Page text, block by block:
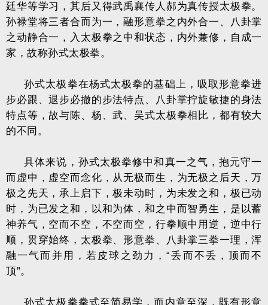
廷华等学习，其后又得武禹襄传人郝为真传授太极拳。
孙禄堂将三者合而为一，融形意拳之内外合一、八卦掌
之动静合一，入太极拳之中和状态，内外兼修，自成一
家，故称孙式太极拳。
孙式太极拳在杨式太极拳的基础上，吸取形意拳进
步必跟、退步必撤的步法特点、八卦掌拧旋敏捷的身法
特点等，故与陈、杨、武、吴式太极拳相比，都有较大
的不同。
具体来说，孙式太极拳修中和真一之气，抱元守一
而虚中，虚空而念化，从无极而生，为无极之后天，万
极之先天，承上启下，极未动时，为未发之和，极已动
时，为已发之和，以和为体，和之中而智勇生，是以蓄
神养气，空而不空，不空而空，行拳顺中用逆，逆中行
顺，贯穿始终，太极拳、形意拳、八卦掌三拳一理，浑
融一气而并用，若皮球之劲力，“丢而不丢，顶而不
顶”。
孙式太极拳拳式至简易学，而内意至深，既有形意